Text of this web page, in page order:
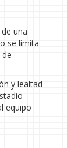
una
se limita
y lealtad
equipo